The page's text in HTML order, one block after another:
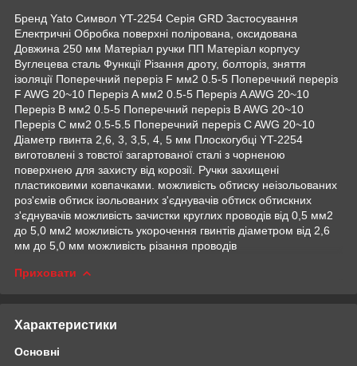
Бренд Yato Символ YT-2254 Серія GRD Застосування
Електричні Обробка поверхні полірована, оксидована
Довжина 250 мм Матеріал ручки ПП Матеріал корпусу
Вуглецева сталь Функції Різання дроту, болторіз, зняття
ізоляції Поперечний переріз F мм2 0.5-5 Поперечний переріз
F AWG 20~10 Переріз A мм2 0.5-5 Переріз A AWG 20~10
Переріз B мм2 0.5-5 Поперечний переріз B AWG 20~10
Переріз C мм2 0.5-5.5 Поперечний переріз C AWG 20~10
Діаметр гвинта 2,6, 3, 3,5, 4, 5 мм Плоскогубці YT-2254
виготовлені з товстої загартованої сталі з чорненою
поверхнею для захисту від корозії. Ручки захищені
пластиковими ковпачками. можливість обтиску неізольованих
роз'ємів обтиск ізольованих з'єднувачів обтиск обтискних
з'єднувачів можливість зачистки круглих проводів від 0,5 мм2
до 5,0 мм2 можливість укорочення гвинтів діаметром від 2,6
мм до 5,0 мм можливість різання проводів
Приховати
Характеристики
Основні